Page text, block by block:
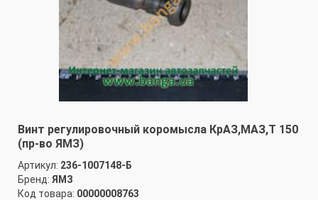
Винт регулировочный коромысла КрАЗ,МАЗ,Т 150
(пр-во ЯМЗ)
Артикул: 236-1007148-Б
Бренд: ЯМЗ
Код товара: 00000008763